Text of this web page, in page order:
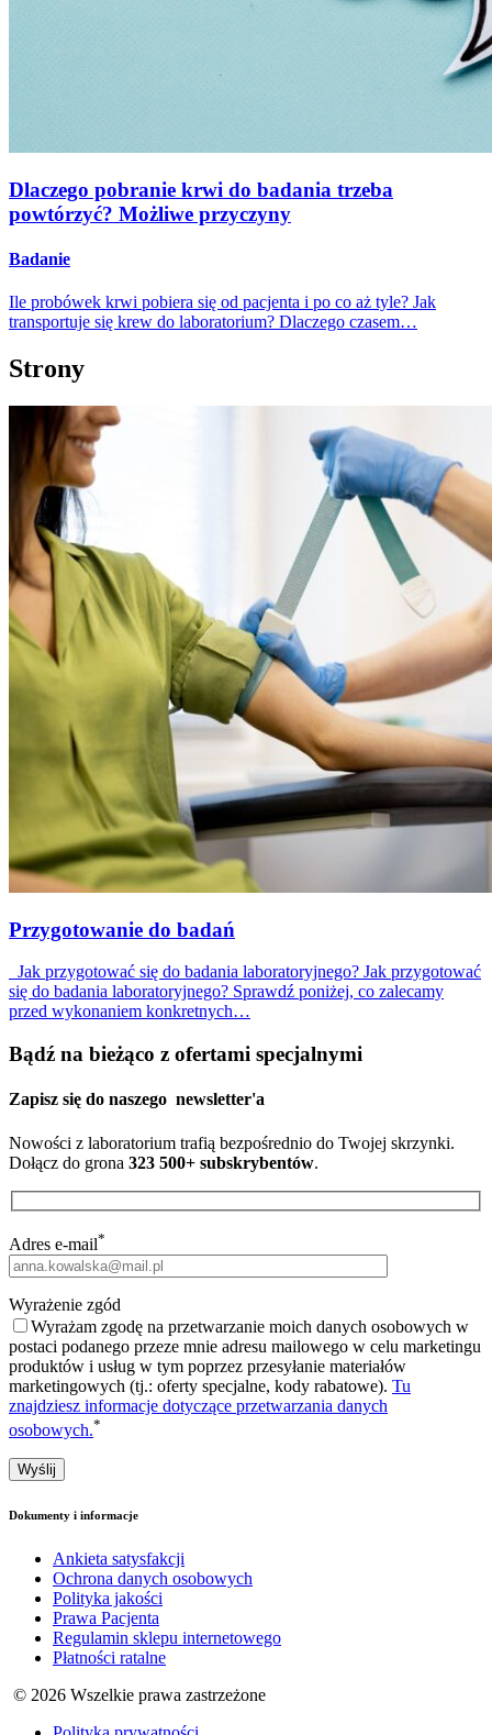
Dlaczego pobranie krwi do badania trzeba
powtórzyć? Możliwe przyczyny
Badanie
Ile probówek krwi pobiera się od pacjenta i po co aż tyle? Jak
transportuje się krew do laboratorium? Dlaczego czasem…
Strony
Przygotowanie do badań
Jak przygotować się do badania laboratoryjnego? Jak przygotować
się do badania laboratoryjnego? Sprawdź poniżej, co zalecamy
przed wykonaniem konkretnych…
Bądź na bieżąco z ofertami specjalnymi
Zapisz się do naszego newsletter'a
Nowości z laboratorium trafią bezpośrednio do Twojej skrzynki.
Dołącz do grona 323 500+ subskrybentów.
Adres e-mail*
Wyrażenie zgód
Wyrażam zgodę na przetwarzanie moich danych osobowych w
postaci podanego przeze mnie adresu mailowego w celu marketingu
produktów i usług w tym poprzez przesyłanie materiałów
marketingowych (tj.: oferty specjalne, kody rabatowe). Tu
znajdziesz informacje dotyczące przetwarzania danych
osobowych.*
Dokumenty i informacje
Ankieta satysfakcji
Ochrona danych osobowych
Polityka jakości
Prawa Pacjenta
Regulamin sklepu internetowego
Płatności ratalne
© 2026 Wszelkie prawa zastrzeżone